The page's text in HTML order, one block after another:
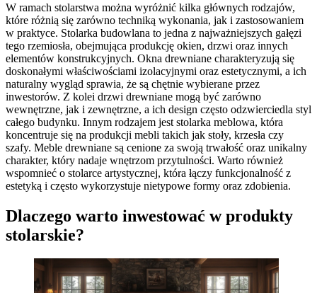
W ramach stolarstwa można wyróżnić kilka głównych rodzajów,
które różnią się zarówno techniką wykonania, jak i zastosowaniem
w praktyce. Stolarka budowlana to jedna z najważniejszych gałęzi
tego rzemiosła, obejmująca produkcję okien, drzwi oraz innych
elementów konstrukcyjnych. Okna drewniane charakteryzują się
doskonałymi właściwościami izolacyjnymi oraz estetycznymi, a ich
naturalny wygląd sprawia, że są chętnie wybierane przez
inwestorów. Z kolei drzwi drewniane mogą być zarówno
wewnętrzne, jak i zewnętrzne, a ich design często odzwierciedla styl
całego budynku. Innym rodzajem jest stolarka meblowa, która
koncentruje się na produkcji mebli takich jak stoły, krzesła czy
szafy. Meble drewniane są cenione za swoją trwałość oraz unikalny
charakter, który nadaje wnętrzom przytulności. Warto również
wspomnieć o stolarce artystycznej, która łączy funkcjonalność z
estetyką i często wykorzystuje nietypowe formy oraz zdobienia.
Dlaczego warto inwestować w produkty
stolarskie?